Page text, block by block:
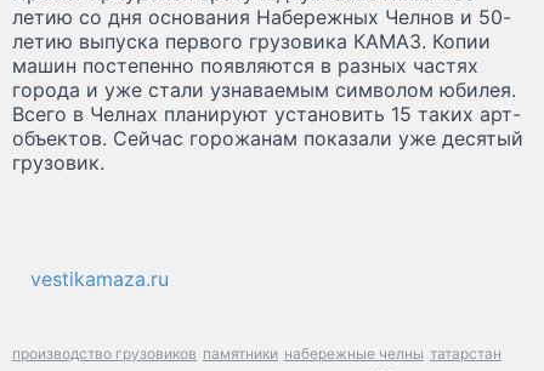
летию со дня основания Набережных Челнов и 50-
летию выпуска первого грузовика КАМАЗ. Копии
машин постепенно появляются в разных частях
города и уже стали узнаваемым символом юбилея.
Всего в Челнах планируют установить 15 таких арт-
объектов. Сейчас горожанам показали уже десятый
грузовик.
vestikamaza.ru
производство грузовиков памятники набережные челны татарстан